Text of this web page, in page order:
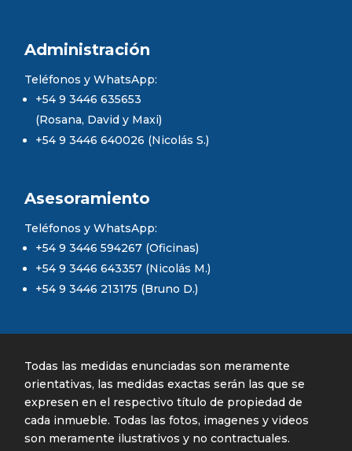
Administración
Teléfonos y WhatsApp:
+54 9 3446 635653
(Rosana, David y Maxi)
+54 9 3446 640026 (Nicolás S.)
Asesoramiento
Teléfonos y WhatsApp:
+54 9 3446 594267 (Oficinas)
+54 9 3446 643357 (Nicolás M.)
+54 9 3446 213175 (Bruno D.)
Todas las medidas enunciadas son meramente
orientativas, las medidas exactas serán las que se
expresen en el respectivo título de propiedad de
cada inmueble. Todas las fotos, imagenes y videos
son meramente ilustrativos y no contractuales.